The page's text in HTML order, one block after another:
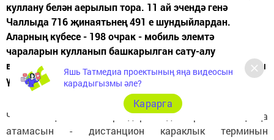
куллану белән аерылып тора. 11 ай эчендә генә
Чаллыда 716 җинаятьнең 491 е шундыйлардан.
Аларның күбесе - 198 очрак - мобиль элемтә
чараларын кулланып башкарылган сату-алу
вакытында банк картасы турындагы мәгълүматларны
үзләштерү....
Чаллының Эчке эшләр идарәсендә караклыкның яңа
атамасын - дистанцион караклык терминын
Яшь Татмедиа проектының яңа видеосын
карадыгызмы әле?
Карарга